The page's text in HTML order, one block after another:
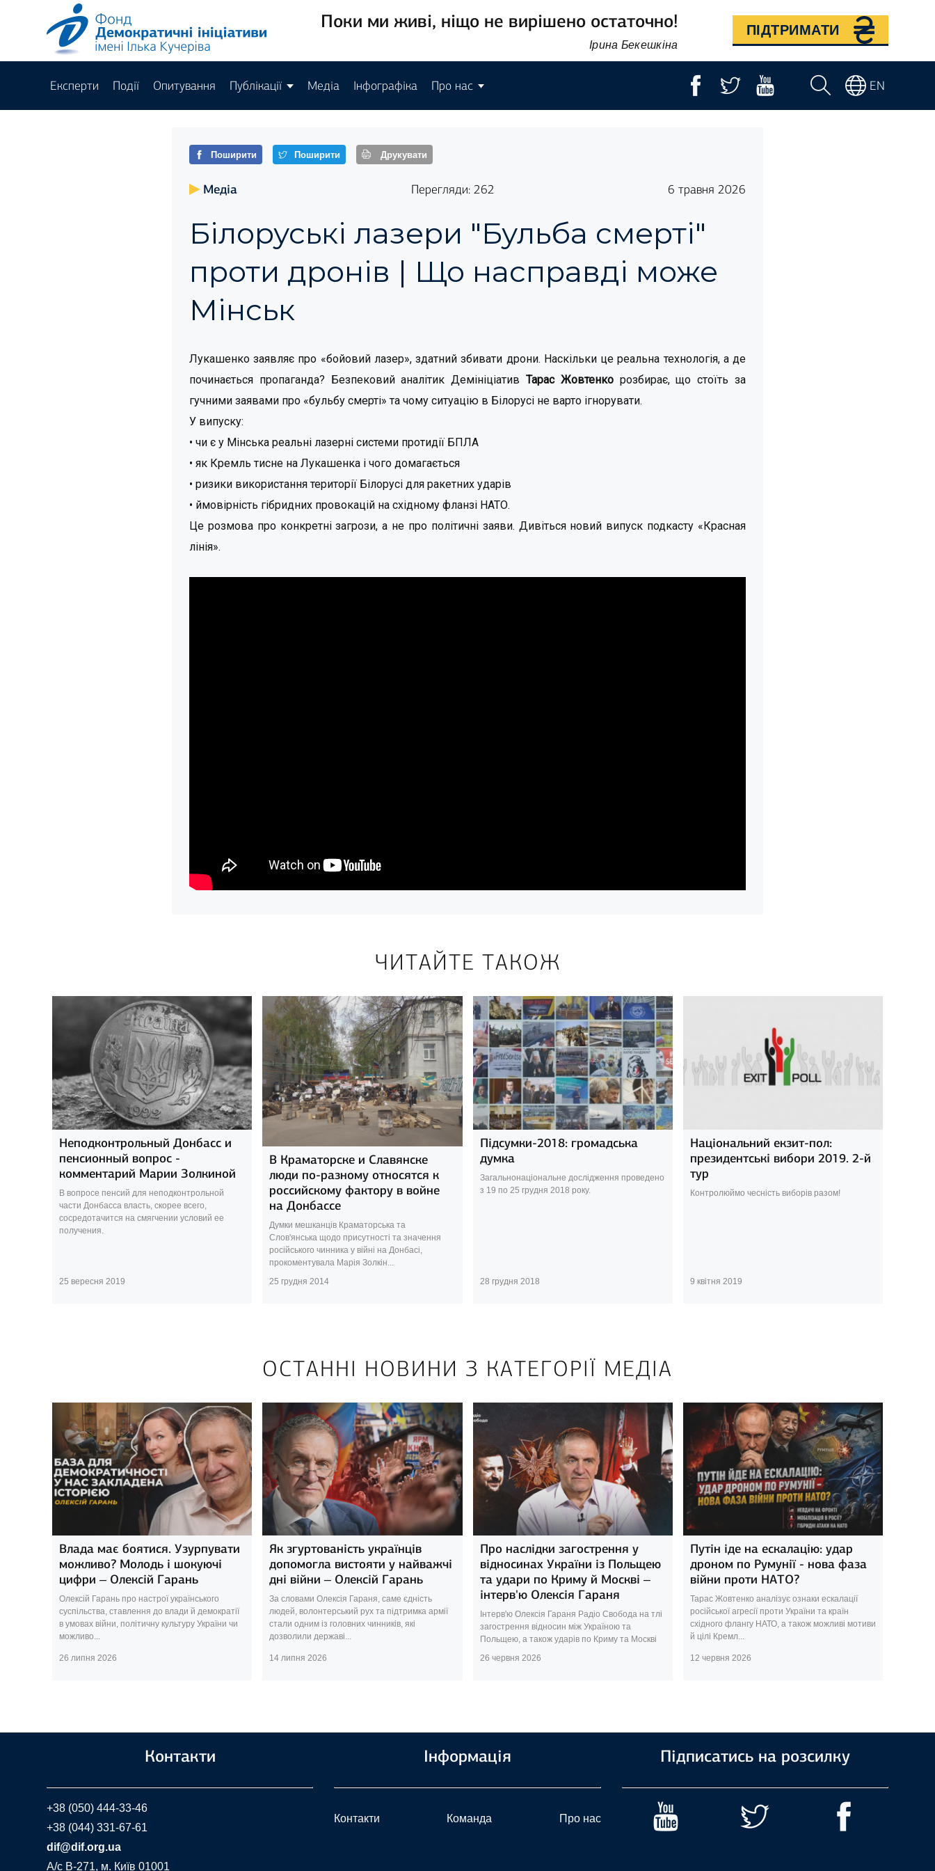
Поки ми живі, ніщо не вирішено остаточно!
Ірина Бекешкіна
ПІДТРИМАТИ
Експерти Події Опитування Публікації Медіа Інфографіка Про нас EN
Поширити Поширити Друкувати
Медіа Перегляди: 262 6 травня 2026
Білоруські лазери "Бульба смерті"
проти дронів | Що насправді може
Мінськ
Лукашенко заявляє про «бойовий лазер», здатний збивати дрони. Наскільки це реальна технологія, а де
починається пропаганда? Безпековий аналітик Демініціатив Тарас Жовтенкорозбирає, що стоїть за
гучними заявами про «бульбу смерті» та чому ситуацію в Білорусі не варто ігнорувати.
У випуску:
• чи є у Мінська реальні лазерні системи протидії БПЛА
• як Кремль тисне на Лукашенка і чого домагається
• ризики використання території Білорусі для ракетних ударів
• ймовірність гібридних провокацій на східному фланзі НАТО.
Це розмова про конкретні загрози, а не про політичні заяви. Дивіться новий випуск подкасту «Красная
лінія».
ЧИТАЙТЕ ТАКОЖ
Неподконтрольный Донбасс и
пенсионный вопрос -
комментарий Марии Золкиной
В вопросе пенсий для неподконтрольной
части Донбасса власть, скорее всего,
сосредотачится на смягчении условий ее
получения.
25 вересня 2019
В Краматорске и Славянске
люди по-разному относятся к
российскому фактору в войне
на Донбассе
Думки мешканців Краматорська та
Слов'янська щодо присутності та значення
російського чинника у війні на Донбасі,
прокоментувала Марія Золкін...
25 грудня 2014
Підсумки-2018: громадська
думка
Загальнонаціональне дослідження проведено
з 19 по 25 грудня 2018 року.
28 грудня 2018
Національний екзит-пол:
президентські вибори 2019. 2-й
тур
Контролюймо чесність виборів разом!
9 квітня 2019
ОСТАННІ НОВИНИ З КАТЕГОРІЇ МЕДІА
Влада має боятися. Узурпувати
можливо? Молодь і шокуючі
цифри – Олексій Гарань
Олексій Гарань про настрої українського
суспільства, ставлення до влади й демократії
в умовах війни, політичну культуру України чи
можливо...
26 липня 2026
Як згуртованість українців
допомогла вистояти у найважчі
дні війни – Олексій Гарань
За словами Олексія Гараня, саме єдність
людей, волонтерський рух та підтримка армії
стали одним із головних чинників, які
дозволили державі...
14 липня 2026
Про наслідки загострення у
відносинах України із Польщею
та удари по Криму й Москві –
інтерв'ю Олексія Гараня
Інтерв'ю Олексія Гараня Радіо Свобода на тлі
загострення відносин між Україною та
Польщею, а також ударів по Криму та Москві
26 червня 2026
Путін іде на ескалацію: удар
дроном по Румунії - нова фаза
війни проти НАТО?
Тарас Жовтенко аналізує ознаки ескалації
російської агресії проти України та країн
східного флангу НАТО, а також можливі мотиви
й цілі Кремл...
12 червня 2026
Контакти
+38 (050) 444-33-46
+38 (044) 331-67-61
dif@dif.org.ua
A/c В-271, м. Київ 01001
Інформація
Контакти Команда Про нас
Підписатись на розсилку